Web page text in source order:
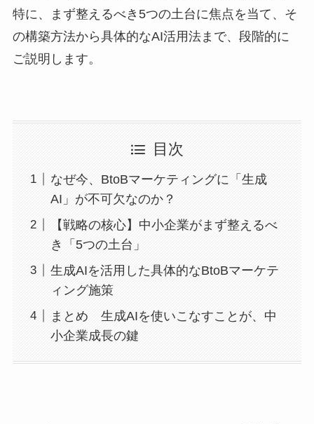
特に、まず整えるべき5つの土台に焦点を当て、そ
の構築方法から具体的なAI活用法まで、段階的に
ご説明します。
目次
なぜ今、BtoBマーケティングに「生成
AI」が不可欠なのか？
【戦略の核心】中小企業がまず整えるべ
き「5つの土台」
生成AIを活用した具体的なBtoBマーケテ
ィング施策
まとめ 生成AIを使いこなすことが、中
小企業成長の鍵